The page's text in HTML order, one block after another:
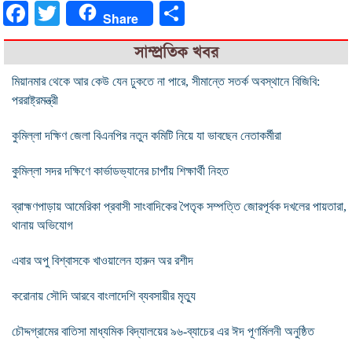
FacebookTwitter Share
সাম্প্রতিক খবর
মিয়ানমার থেকে আর কেউ যেন ঢুকতে না পারে, সীমান্তে সতর্ক অবস্থানে বিজিবি:
পররাষ্ট্রমন্ত্রী
কুমিল্লা দক্ষিণ জেলা বিএনপির নতুন কমিটি নিয়ে যা ভাবছেন নেতাকর্মীরা
কুমিল্লা সদর দক্ষিণে কার্ভাডভ্যানের চাপাঁয় শিক্ষার্থী নিহত
ব্রাহ্মণপাড়ায় আমেরিকা প্রবাসী সাংবাদিকের পৈতৃক সম্পত্তি জোরপূর্বক দখলের পায়তারা,
থানায় অভিযোগ
এবার অপু বিশ্বাসকে খাওয়ালেন হারুন অর রশীদ
করোনায় সৌদি আরবে বাংলাদেশি ব্যবসায়ীর মৃত্যু
চৌদ্দগ্রামের বাতিসা মাধ্যমিক বিদ্যালয়ের ৯৬-ব্যাচের এর ঈদ পূণর্মিলনী অনুষ্ঠিত